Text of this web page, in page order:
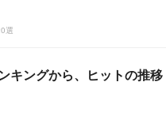
選
キングから、ヒットの推移